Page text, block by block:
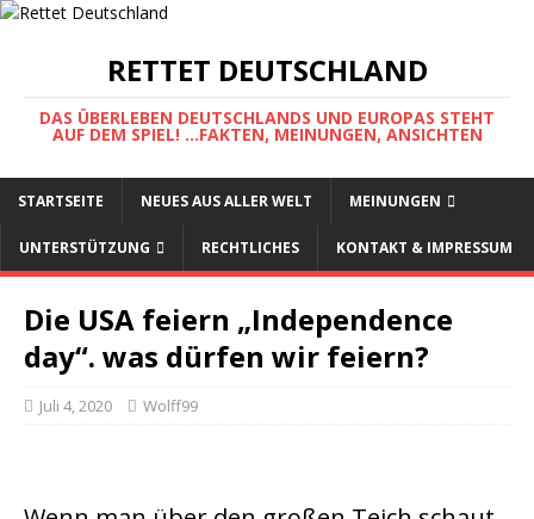
RETTET DEUTSCHLAND
DAS ÜBERLEBEN DEUTSCHLANDS UND EUROPAS STEHT
AUF DEM SPIEL! ...FAKTEN, MEINUNGEN, ANSICHTEN
STARTSEITE NEUES AUS ALLER WELT MEINUNGEN
UNTERSTÜTZUNG RECHTLICHES KONTAKT & IMPRESSUM
Die USA feiern „Independence
day“. was dürfen wir feiern?
Juli 4, 2020 Wolff99